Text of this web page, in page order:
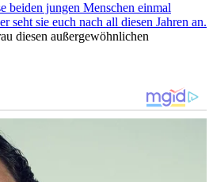
beiden jungen Menschen einmal
seht sie euch nach all diesen Jahren an.
diesen außergewöhnlichen